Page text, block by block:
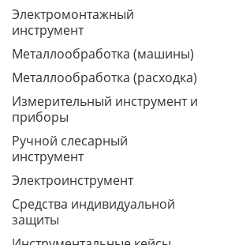
Электромонтажный
инструмент
Металлообработка (машины)
Металлообработка (расходка)
Измерительный инструмент и
приборы
Ручной слесарный
инструмент
Электроинструмент
Средства индивидуальной
защиты